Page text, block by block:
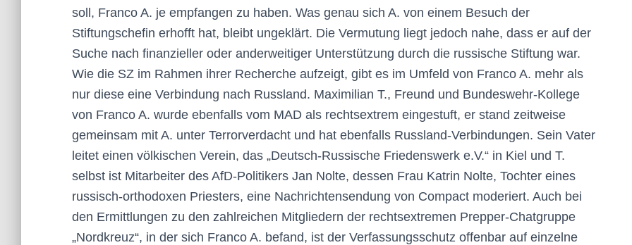
soll, Franco A. je empfangen zu haben. Was genau sich A. von einem Besuch der
Stiftungschefin erhofft hat, bleibt ungeklärt. Die Vermutung liegt jedoch nahe, dass er auf der
Suche nach finanzieller oder anderweitiger Unterstützung durch die russische Stiftung war.
Wie die SZ im Rahmen ihrer Recherche aufzeigt, gibt es im Umfeld von Franco A. mehr als
nur diese eine Verbindung nach Russland. Maximilian T., Freund und Bundeswehr-Kollege
von Franco A. wurde ebenfalls vom MAD als rechtsextrem eingestuft, er stand zeitweise
gemeinsam mit A. unter Terrorverdacht und hat ebenfalls Russland-Verbindungen. Sein Vater
leitet einen völkischen Verein, das „Deutsch-Russische Friedenswerk e.V.“ in Kiel und T.
selbst ist Mitarbeiter des AfD-Politikers Jan Nolte, dessen Frau Katrin Nolte, Tochter eines
russisch-orthodoxen Priesters, eine Nachrichtensendung von Compact moderiert. Auch bei
den Ermittlungen zu den zahlreichen Mitgliedern der rechtsextremen Prepper-Chatgruppe
„Nordkreuz“, in der sich Franco A. befand, ist der Verfassungsschutz offenbar auf einzelne